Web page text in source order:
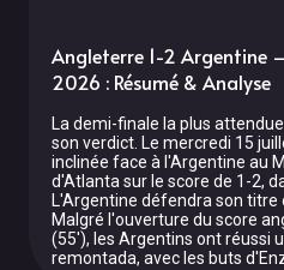
Angleterre 1-2 Argentine
2026 : Résumé & Analyse
La demi-finale la plus
son verdict. Le mercredi 15
inclinée face à l'Argentine au
d'Atlanta sur le score de 1-2,
L'Argentine défendra son titre
Malgré l'ouverture du score
(55'), les Argentins ont réussi
remontada, avec les buts